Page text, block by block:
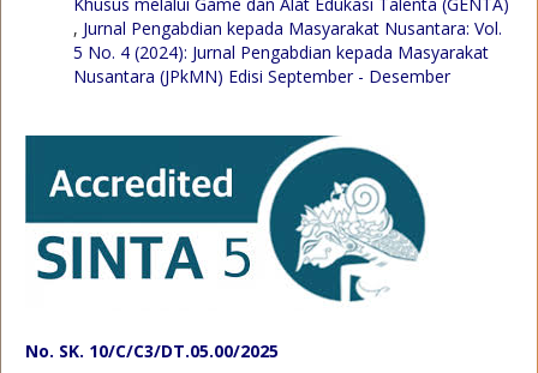
Khusus melalui Game dan Alat Edukasi Talenta (GENTA)
, Jurnal Pengabdian kepada Masyarakat Nusantara: Vol.
5 No. 4 (2024): Jurnal Pengabdian kepada Masyarakat
Nusantara (JPkMN) Edisi September - Desember
No. SK. 10/C/C3/DT.05.00/2025